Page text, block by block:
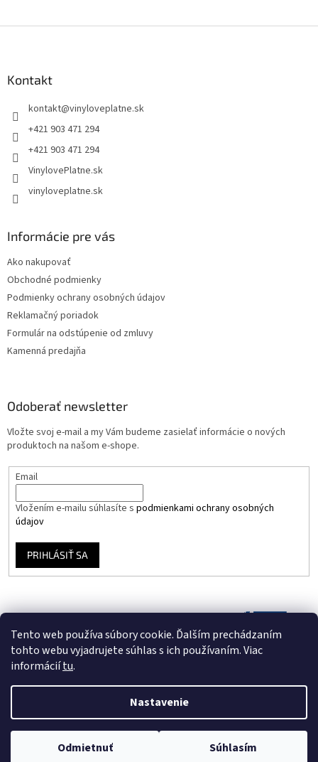
Tento web používa súbory cookie. Ďalším prechádzaním
tohto webu vyjadrujete súhlas s ich používaním. Viac
informáciítu.
Nastavenie
Odmietnuť Súhlasím
Kontakt
kontakt@vinyloveplatne.sk
+421 903 471 294
+421 903 471 294
VinylovePlatne.sk
vinyloveplatne.sk
Informácie pre vás
Ako nakupovať
Obchodné podmienky
Podmienky ochrany osobných údajov
Reklamačný poriadok
Formulár na odstúpenie od zmluvy
Kamenná predajňa
Odoberať newsletter
Vložte svoj e-mail a my Vám budeme zasielať informácie o nových
produktoch na našom e-shope.
Email
Vložením e-mailu súhlasíte s podmienkami ochrany osobných
údajov
PRIHLÁSIŤ SA
Vytvoril Shoptet
Copyright 2026Vinyloveplatne.sk . Všetky práva vyhradené.